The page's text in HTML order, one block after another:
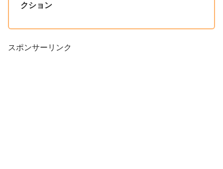
クション
スポンサーリンク